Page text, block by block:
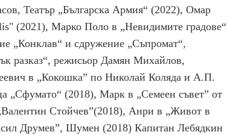
Театър „Българска Армия“ (2022), Омар
(2021), Марко Поло в „Невидимите градове“
„Конклав“ и сдружение „Съпромат“,
разказ“, режисьор Дамян Михайлов,
в „Кокошка” по Николай Коляда и А.П.
„Сфумато“ (2018), Марк в „Семеен съвет” от
Стойчев”(2018), Анри в „Живот в
Друмев”, Шумен (2018) Капитан Лебядкин